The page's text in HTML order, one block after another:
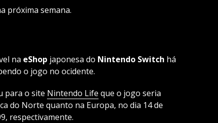
próxima semana.
na eShop japonesa do Nintendo Switch há
o jogo no ocidente.
para o site Nintendo Life que o jogo seria
do Norte quanto na Europa, no dia 14 de
respectivamente.